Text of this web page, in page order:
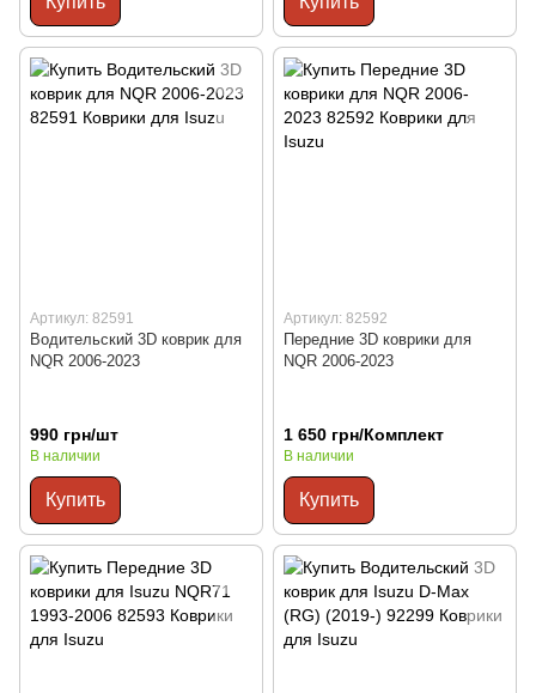
Артикул: 82591
Водительский 3D коврик для
NQR 2006-2023
990 грн/шт
В наличии
Купить
Артикул: 82592
Передние 3D коврики для
NQR 2006-2023
1 650 грн/Комплект
В наличии
Купить